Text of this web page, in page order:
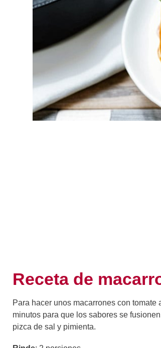
Receta de
Para hacer unos macarrones con
minutos para que los sabores se
pizca de sal y pimienta.